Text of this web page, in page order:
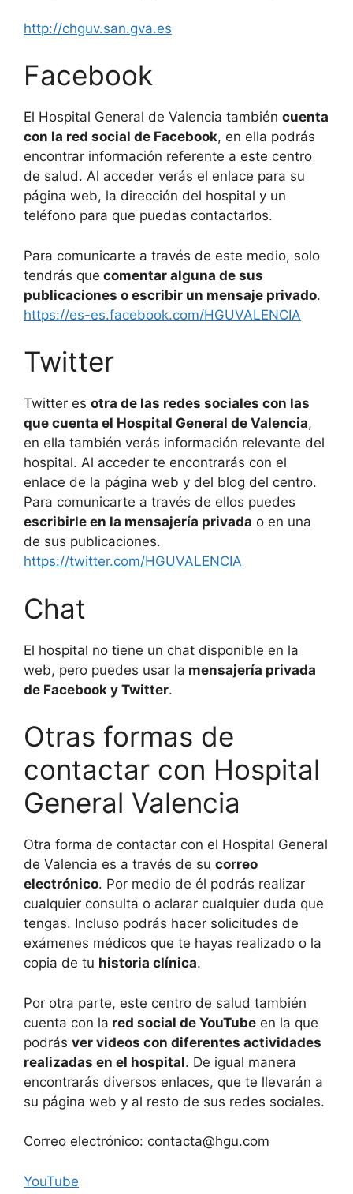
http://chguv.san.gva.es
Facebook
El Hospital General de Valencia también cuenta
con la red social de Facebook, en ella podrás
encontrar información referente a este centro
de salud. Al acceder verás el enlace para su
página web, la dirección del hospital y un
teléfono para que puedas contactarlos.
Para comunicarte a través de este medio, solo
tendrás que comentar alguna de sus
publicaciones o escribir un mensaje privado.
https://es-es.facebook.com/HGUVALENCIA
Twitter
Twitter es otra de las redes sociales con las
que cuenta el Hospital General de Valencia,
en ella también verás información relevante del
hospital. Al acceder te encontrarás con el
enlace de la página web y del blog del centro.
Para comunicarte a través de ellos puedes
escribirle en la mensajería privada o en una
de sus publicaciones.
https://twitter.com/HGUVALENCIA
Chat
El hospital no tiene un chat disponible en la
web, pero puedes usar la mensajería privada
de Facebook y Twitter.
Otras formas de
contactar con Hospital
General Valencia
Otra forma de contactar con el Hospital General
de Valencia es a través de su correo
electrónico. Por medio de él podrás realizar
cualquier consulta o aclarar cualquier duda que
tengas. Incluso podrás hacer solicitudes de
exámenes médicos que te hayas realizado o la
copia de tu historia clínica.
Por otra parte, este centro de salud también
cuenta con la red social de YouTube en la que
podrás ver videos con diferentes actividades
realizadas en el hospital. De igual manera
encontrarás diversos enlaces, que te llevarán a
su página web y al resto de sus redes sociales.
Correo electrónico: contacta@hgu.com
YouTube